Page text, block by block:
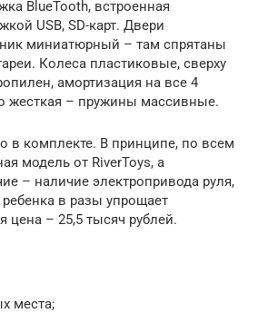
BlueTooth, встроенная
USB, SD-карт. Двери
миниатюрный – там спрятаны
Колеса пластиковые, сверху
амортизация на все 4
жесткая – пружины массивные.
в комплекте. В принципе, по всем
модель от RiverToys, а
– наличие электропривода руля,
в разы упрощает
цена – 25,5 тысяч рублей.
места;